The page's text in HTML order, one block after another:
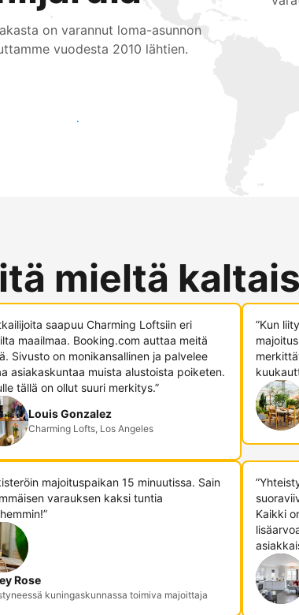
on varannut loma-asunnon
vuodesta 2010 lähtien.
uusia asiakkaita jo tänään
mieltä
saapuu Charming Loftsiin eri
maailmaa. Booking.com auttaa meitä
Sivusto on monikansallinen ja palvelee
asiakaskuntaa muista alustoista poiketen.
tällä on ollut suuri merkitys.”
Louis Gonzalez
Charming Lofts, Los Angeles
”Kun
majoituspaikan 15 minuutissa. Sain
varauksen kaksi tuntia
Rose
kuningaskunnassa toimiva majoittaja
Kaikki